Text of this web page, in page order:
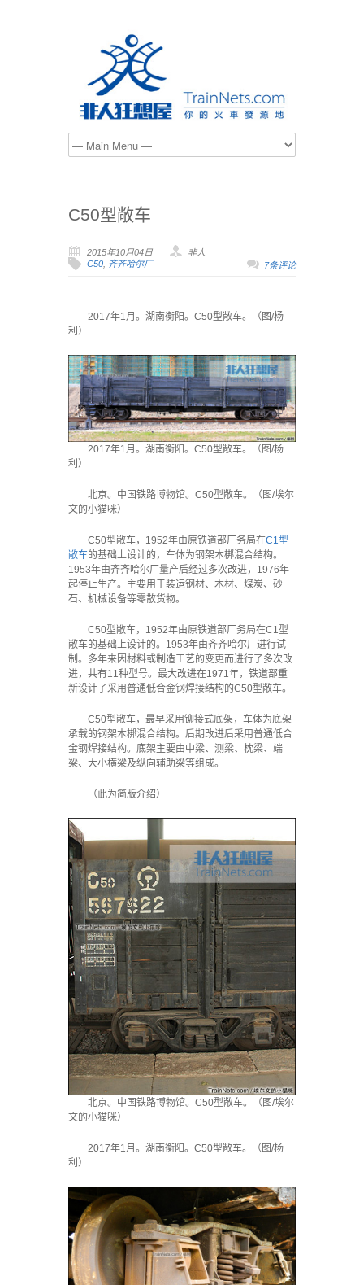
C50型敞车
2015年10月04日
非人
C50, 齐齐哈尔厂 7条评论
2017年1月。湖南衡阳。C50型敞车。（图/杨
利）
2017年1月。湖南衡阳。C50型敞车。（图/杨
利）
北京。中国铁路博物馆。C50型敞车。（图/埃尔
文的小猫咪）
C50型敞车，1952年由原铁道部厂务局在C1型
敞车的基础上设计的，车体为钢架木梆混合结构。
1953年由齐齐哈尔厂量产后经过多次改进，1976年
起停止生产。主要用于装运钢材、木材、煤炭、砂
石、机械设备等零散货物。
C50型敞车，1952年由原铁道部厂务局在C1型
敞车的基础上设计的。1953年由齐齐哈尔厂进行试
制。多年来因材料或制造工艺的变更而进行了多次改
进，共有11种型号。最大改进在1971年，铁道部重
新设计了采用普通低合金钢焊接结构的C50型敞车。
C50型敞车，最早采用铆接式底架，车体为底架
承载的钢架木梆混合结构。后期改进后采用普通低合
金钢焊接结构。底架主要由中梁、测梁、枕梁、端
梁、大小横梁及纵向辅助梁等组成。
（此为简版介绍）
北京。中国铁路博物馆。C50型敞车。（图/埃尔
文的小猫咪）
2017年1月。湖南衡阳。C50型敞车。（图/杨
利）